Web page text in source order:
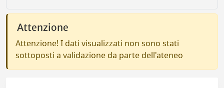
Attenzione
Attenzione! I dati visualizzati non sono stati
sottoposti a validazione da parte dell'ateneo